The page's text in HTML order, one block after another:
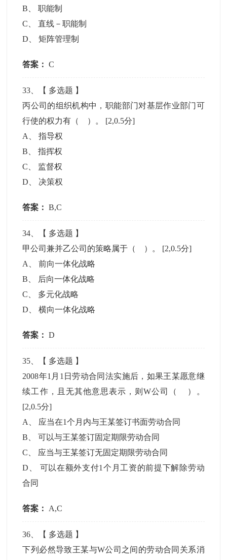
B 、职能制
C 、直线－职能制
D 、矩阵管理制
答案： C
33 、【 多选题 】
丙公司的组织机构中，职能部门对基层作业部门可
行使的权力有（ ）。 [2,0.5分]
A
、指导权
B 、指挥权
C
监督权
D
决策权
答案： B,C
34 、【 多选题 】
甲公司兼并乙公司的策略属于（ ）。 [2,0.5分]
A
、前向一体化战略
B
后向一体化战略
C
多元化战略
D 、横向一体化战略
答案： D
35 、【 多选题 】
2008年1月1日劳动合同法实施后，如果王某愿意继
续工作，且无其他意思表示，则W公司（ ）。
[2,0.5分]
A
应当在1个月内与王某签订书面劳动合同
B 、可以与王某签订固定期限劳动合同
C
应当与王某签订无固定期限劳动合同
D
可以在额外支付1个月工资的前提下解除劳动
合同
答案： A,C
36 、【 多选题 】
下列必然导致王某与W公司之间的劳动合同关系消